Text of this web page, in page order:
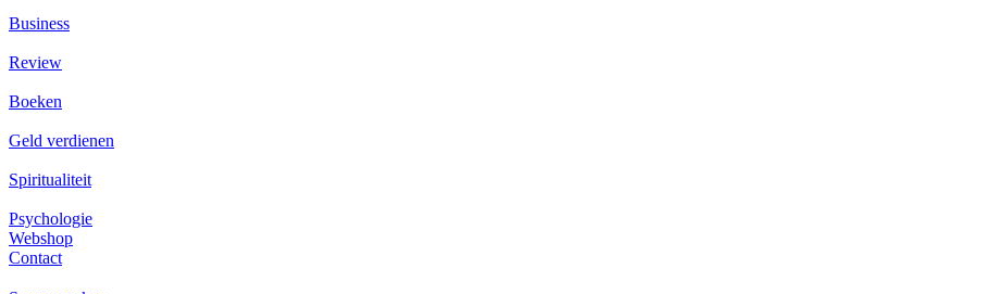
Business
Review
Boeken
Geld verdienen
Spiritualiteit
Psychologie
Webshop
Contact